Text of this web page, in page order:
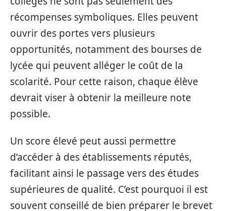
récompenses symboliques. Elles peuvent
ouvrir des portes vers plusieurs
opportunités, notamment des bourses de
lycée qui peuvent alléger le coût de la
scolarité. Pour cette raison, chaque élève
devrait viser à obtenir la meilleure note
possible.
Un score élevé peut aussi permettre
d’accéder à des établissements réputés,
facilitant ainsi le passage vers des études
supérieures de qualité. C’est pourquoi il est
souvent conseillé de bien préparer le brevet